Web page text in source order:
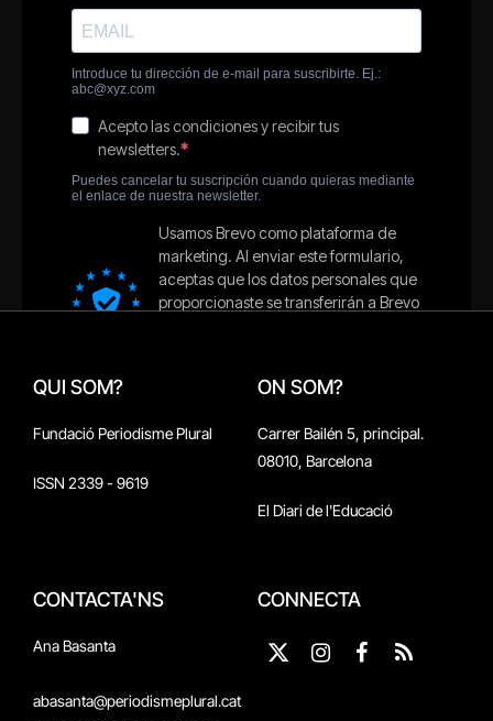
QUI SOM?
Fundació Periodisme Plural
ISSN 2339 - 9619
ON SOM?
Carrer Bailén 5, principal.
08010, Barcelona
El Diari de l'Educació
CONTACTA'NS
Ana Basanta
abasanta@periodismeplural.cat
CONNECTA
X
Instagram
Facebook
RSS